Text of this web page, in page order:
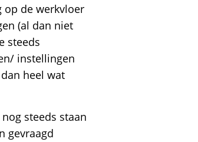
op de werkvloer
(al dan niet
steeds
instellingen
heel wat
steeds staan
gevraagd